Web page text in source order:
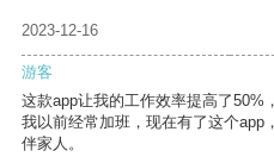
2023-12-16
游客
这款app让我的工作效率提高了50%
我以前经常加班，现在有了这个app
伴家人。